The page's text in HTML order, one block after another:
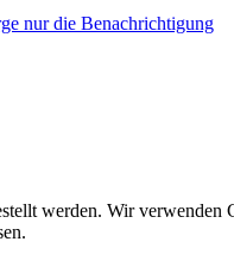
nur die Benachrichtigung
werden. Wir